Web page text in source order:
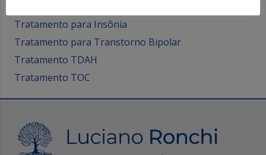
Tratamento para Insônia
Tratamento para Transtorno Bipolar
Tratamento TDAH
Tratamento TOC